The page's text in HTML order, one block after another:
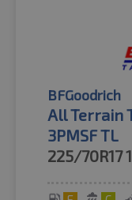
BFGoodrich
All Terrain
3PMSF TL
225/70R17